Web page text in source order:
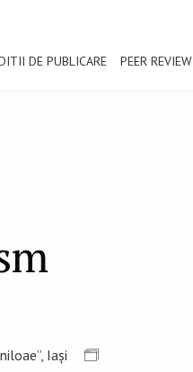
DE PUBLICARE PEER REVIEW
Iași